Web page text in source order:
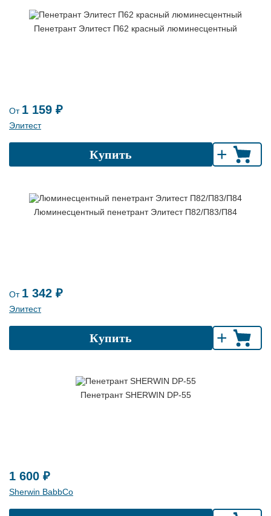
Пенетрант Элитест П62 красный люминесцентный
От 1 159 ₽
Элитест
Купить +
Люминесцентный пенетрант Элитест П82/П83/П84
От 1 342 ₽
Элитест
Купить +
Пенетрант SHERWIN DP-55
1 600 ₽
Sherwin BabbCo